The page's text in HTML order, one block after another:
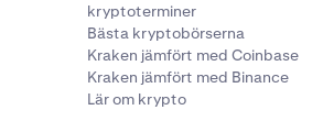
kryptoterminer
Bästa kryptobörserna
Kraken jämfört med Coinbase
Kraken jämfört med Binance
Lär om krypto